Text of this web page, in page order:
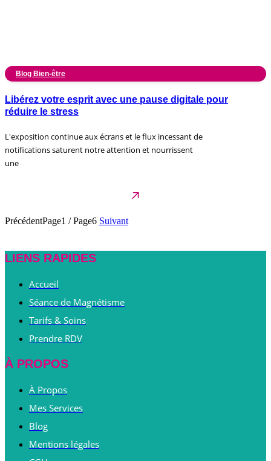
Blog Bien-être
Libérez votre esprit avec une pause digitale pour
réduire le stress
L'exposition continue aux écrans et le flux incessant de
notifications saturent notre attention et nourrissent
une
PrécédentPage1 / Page6 Suivant
LIENS RAPIDES
Accueil
Séance de Magnétisme
Tarifs & Soins
Prendre RDV
À PROPOS
À Propos
Mes Services
Blog
Mentions légales